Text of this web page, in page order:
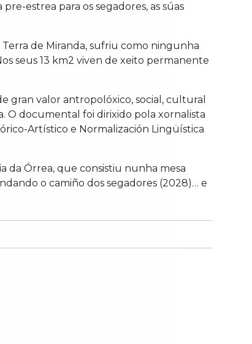
estrea para os segadores, as súas
de Miranda, sufriu como ningunha
seus 13 km2 viven de xeito permanente
gran valor antropolóxico, social, cultural
O documental foi dirixido pola xornalista
Artístico e Normalización Lingüística
da Órrea, que consistiu nunha mesa
o camiño dos segadores (2028)… e